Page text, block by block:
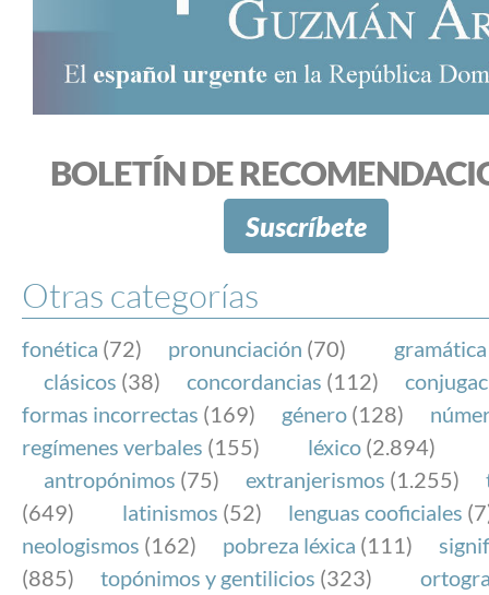
BOLETÍN DE
Suscríbete
Otras categorías
fonética (72) pronunciación (70) gramática
clásicos (38) concordancias (112)
formas incorrectas (169) género (128)
regímenes verbales (155) léxico (2.894)
antropónimos (75) extranjerismos (1.255)
(649)
latinismos (52) lenguas cooficiales
neologismos (162) pobreza léxica (111)
(885)
topónimos y gentilicios (323)